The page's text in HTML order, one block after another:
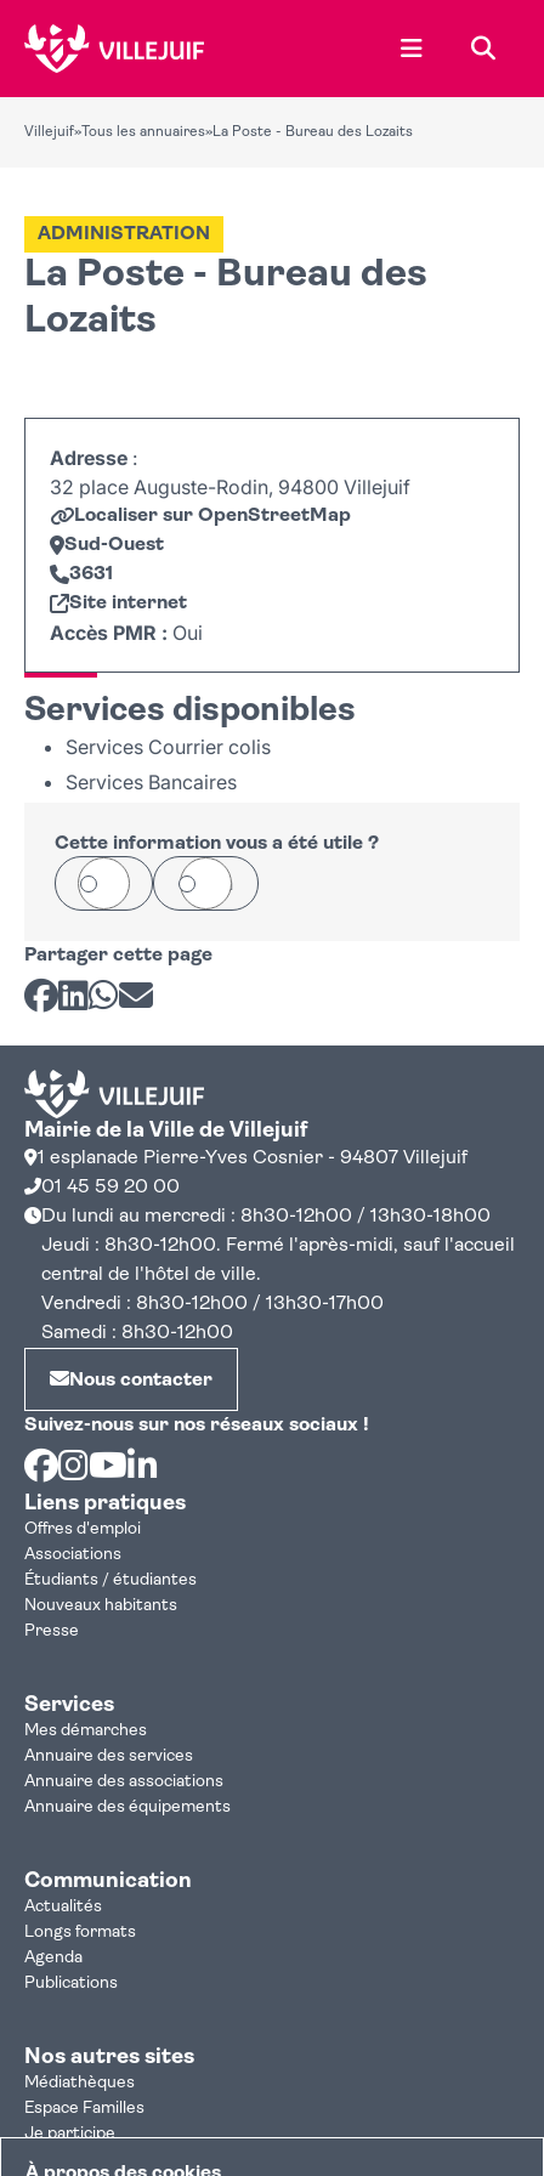
Ouvrir le
Villejuif» Tous les annuaires»La Poste - Bureau des Lozaits
La Poste - Bureau des
Lozaits
ADMINISTRATION
Adresse :
32 place Auguste-Rodin, 94800 Villejuif
Localiser sur OpenStreetMap
Sud-Ouest
3631
Site internet
Accès PMR : Oui
+
−
Services disponibles
Services Courrier colis
Services Bancaires
Cette information vous a été utile ?
Oui Non
Partager cette page
Partager sur Facebook
Partager sur LinkedIn
Partager sur Whatsapp
Partager par courriel
Mairie de la Ville de Villejuif
1 esplanade Pierre-Yves Cosnier - 94807 Villejuif
01 45 59 20 00
Du lundi au mercredi : 8h30-12h00 / 13h30-18h00
Jeudi : 8h30-12h00. Fermé l'après-midi, sauf l'accueil
central de l'hôtel de ville.
Vendredi : 8h30-12h00 / 13h30-17h00
Samedi : 8h30-12h00
Nous contacter
Suivez-nous sur nos réseaux sociaux !
Facebook
Instagram
Youtube
Liens pratiques
Offres d'emploi
Associations
Étudiants / étudiantes
Nouveaux habitants
Presse
Services
Mes démarches
Annuaire des services
Annuaire des associations
Annuaire des équipements
Communication
Actualités
Longs formats
Agenda
Publications
Nos autres sites
Médiathèques
Espace Familles
Je participe
Autorisation d'urbanisme